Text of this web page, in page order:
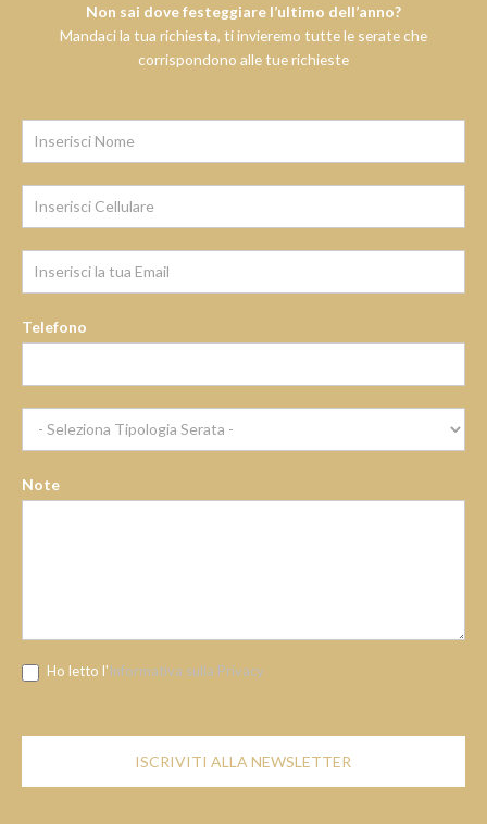
Non sai dove festeggiare l’ultimo dell’anno?
Mandaci la tua richiesta, ti invieremo tutte le serate che
corrispondono alle tue richieste
Telefono
Note
Ho letto l'Informativa sulla Privacy
ISCRIVITI ALLA NEWSLETTER